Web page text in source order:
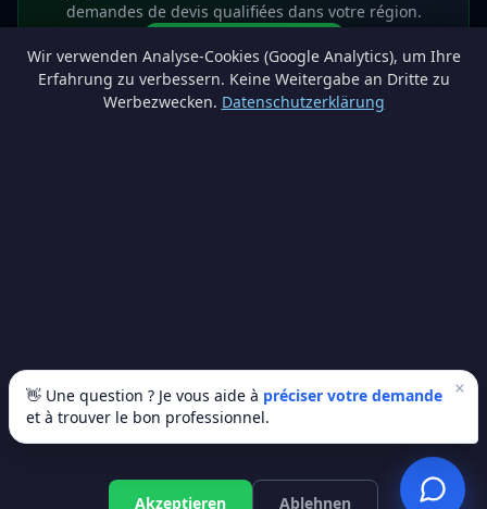
Wir verwenden Analyse-Cookies (Google Analytics), um Ihre
Erfahrung zu verbessern. Keine Weitergabe an Dritte zu
Werbezwecken. Datenschutzerklärung
Akzeptieren Ablehnen
demandes de devis qualifiées dans votre région.
info@lesprosdemaville.be
conseil personnalisé.
×
👋 Une question ? Je vous aide à préciser votre demande
et à trouver le bon professionnel.